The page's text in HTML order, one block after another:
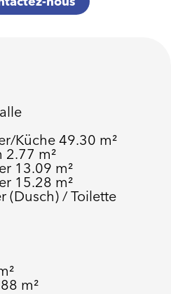
Küche49.30 m²
2.77 m²
13.09 m²
15.28 m²
(Dusch) / Toilette
m²